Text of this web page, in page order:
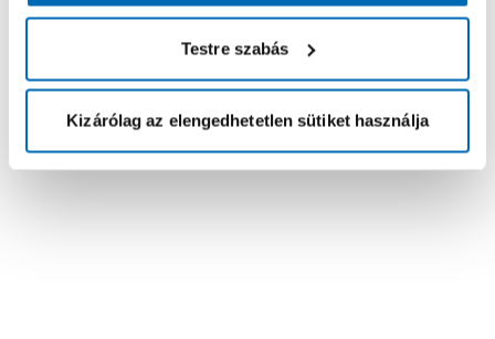
Testre szabás
Kizárólag az elengedhetetlen sütiket használja